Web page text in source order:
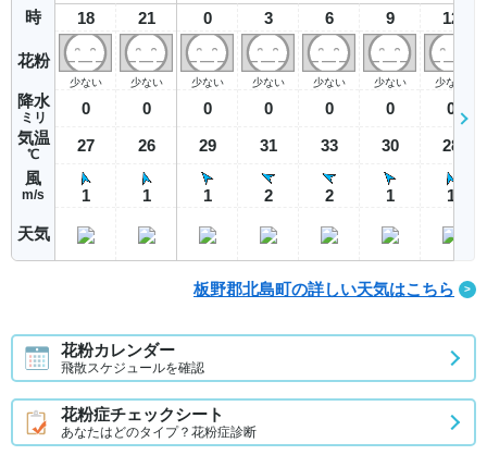
時
花粉
降水
ミリ
気温
℃
風
m/s
天気
18
少ない
0
27
1
21
少ない
0
26
1
0
少ない
0
29
1
3
少ない
0
31
2
6
少ない
0
33
2
9
少ない
0
30
1
12
少ない
0
28
1
板野郡北島町の詳しい天気はこちら
花粉カレンダー
飛散スケジュールを確認
花粉症チェックシート
あなたはどのタイプ？花粉症診断